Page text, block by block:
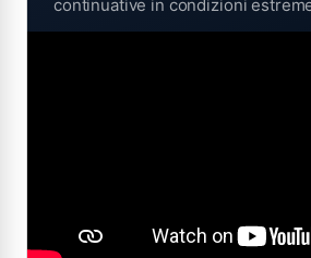
continuative in condizioni